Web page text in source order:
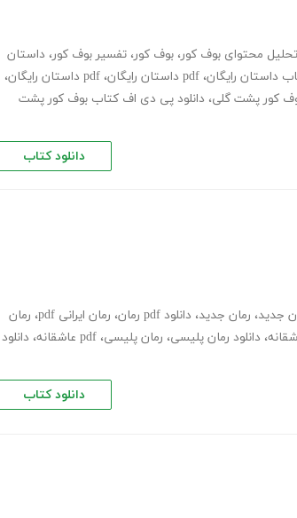
تحلیل محتوای بوف کور، بوف کور، تفسیر بوف کور، داستان
، pdf داستان رایگان ، pdf داستان رایگان
،
کور پشت گلی، دانلود پی دی اف کتاب بوف کور پشت
دانلود کتاب
جدید، رمان جدید، دانلود pdf رمان ، رمان ایرانی pdf ، رمان
، دانلود رمان پلیسی، رمان پلیسی، pdf عاشقانه ، دانلود
دانلود کتاب